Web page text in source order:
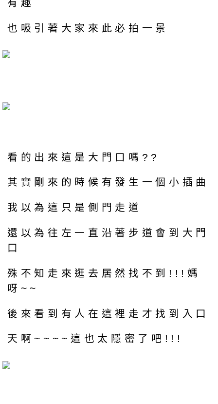
有趣
也吸引著大家來此必拍一景
看的出來這是大門口嗎??
其實剛來的時候有發生一個小插曲
我以為這只是側門走道
還以為往左一直沿著步道會到大門
口
殊不知走來逛去居然找不到!!!媽
呀~~
後來看到有人在這裡走才找到入口
天啊~~~~這也太隱密了吧!!!